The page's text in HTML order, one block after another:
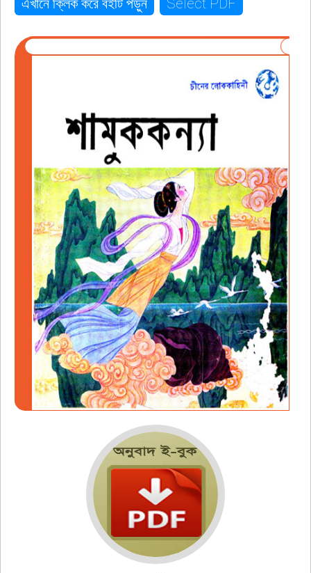
এখানে ক্লিক করে বইটি পড়ুন Select PDF